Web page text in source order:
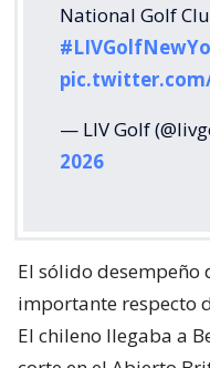
National Golf
— LIV Golf
2026
El sólido
importante respecto
El chileno llegaba a